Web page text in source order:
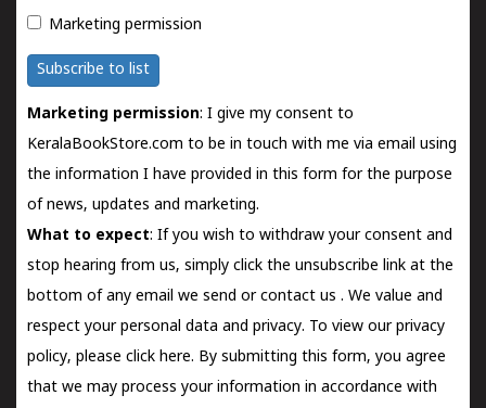
Marketing permission
Subscribe to list
Marketing permission: I give my consent to
KeralaBookStore.com to be in touch with me via email using
the information I have provided in this form for the purpose
of news, updates and marketing.
What to expect: If you wish to withdraw your consent and
stop hearing from us, simply click the unsubscribe link at the
bottom of any email we send orcontact us . We value and
respect your personal data and privacy. To view our privacy
policy, please click here. By submitting this form, you agree
that we may process your information in accordance with